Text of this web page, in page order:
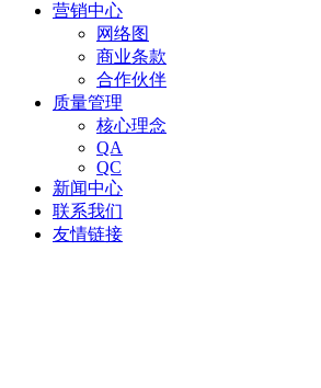
营销中心
网络图
商业条款
合作伙伴
质量管理
核心理念
QA
QC
新闻中心
联系我们
友情链接